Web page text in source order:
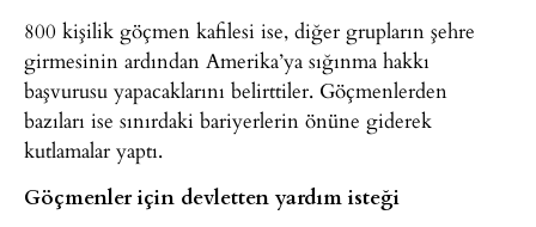
800 kişilik göçmen kafilesi ise, diğer grupların şehre
girmesinin ardından Amerika’ya sığınma hakkı
başvurusu yapacaklarını belirttiler. Göçmenlerden
bazıları ise sınırdaki bariyerlerin önüne giderek
kutlamalar yaptı.
Göçmenler için devletten yardım isteği